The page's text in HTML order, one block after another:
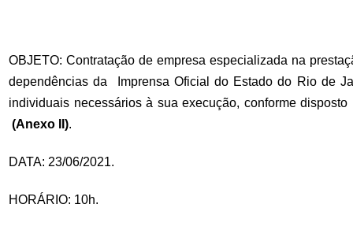
OBJETO: Contratação de empresa especializada na
dependências da Imprensa Oficial do Estado do Rio de
individuais necessários à sua execução, conforme
(Anexo II).
DATA: 23/06/2021.
HORÁRIO: 10h.